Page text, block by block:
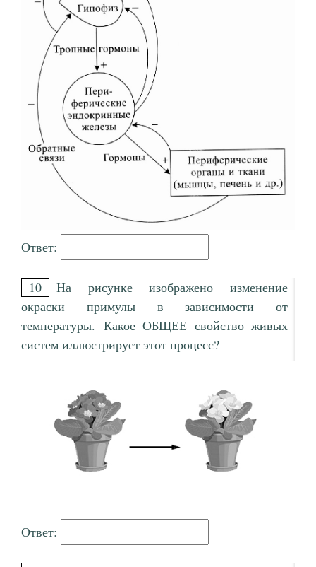
Ответ:
10
На рисунке изображено изменение
окраски примулы в зависимости от
температуры. Какое ОБЩЕЕ свойство живых
систем иллюстрирует этот процесс?
Ответ: